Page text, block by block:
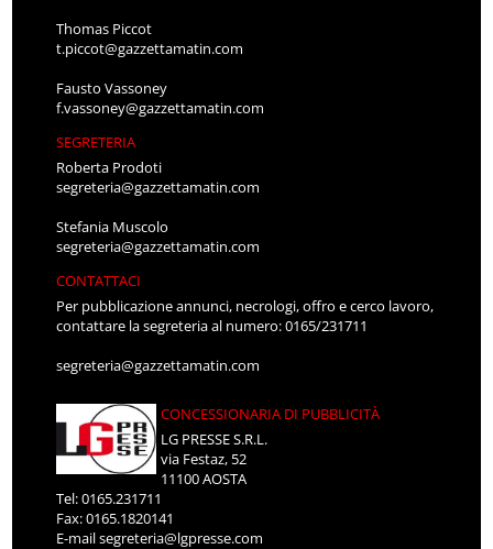
Thomas Piccot
t.piccot@gazzettamatin.com
Fausto Vassoney
f.vassoney@gazzettamatin.com
SEGRETERIA
Roberta Prodoti
segreteria@gazzettamatin.com
Stefania Muscolo
segreteria@gazzettamatin.com
CONTATTACI
Per pubblicazione annunci, necrologi, offro e cerco lavoro,
contattare la segreteria al numero: 0165/231711
segreteria@gazzettamatin.com
CONCESSIONARIA DI PUBBLICITÀ
LG PRESSE S.R.L.
via Festaz, 52
11100 AOSTA
Tel: 0165.231711
Fax: 0165.1820141
E-mailsegreteria@lgpresse.com